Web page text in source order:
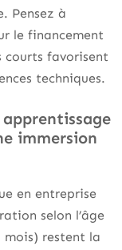
Pensez à
le financement
courts favorisent
techniques.
immersion
en entreprise
selon l’âge
mois) restent la